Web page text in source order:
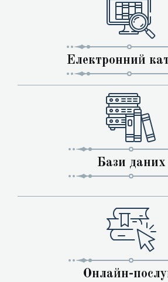
Електронний
Бази даних
Онлайн-